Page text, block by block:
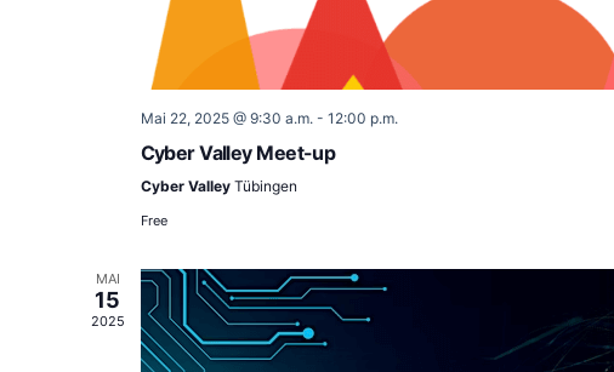
Mai 22, 2025 @ 9:30 a.m.- 12:00 p.m.
Cyber Valley Meet-up
Cyber Valley Tübingen
Free
MAI
15
2025